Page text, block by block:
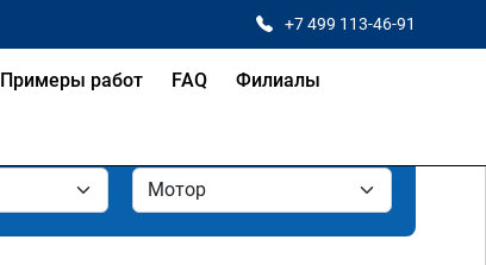
+7 499 113-46-91
Примеры работ FAQ Филиалы